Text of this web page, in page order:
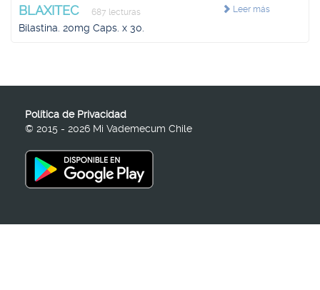
Leer más
BLAXITEC 687 lecturas
Bilastina. 20mg Caps. x 30.
Política de Privacidad
© 2015 - 2026 Mi Vademecum Chile